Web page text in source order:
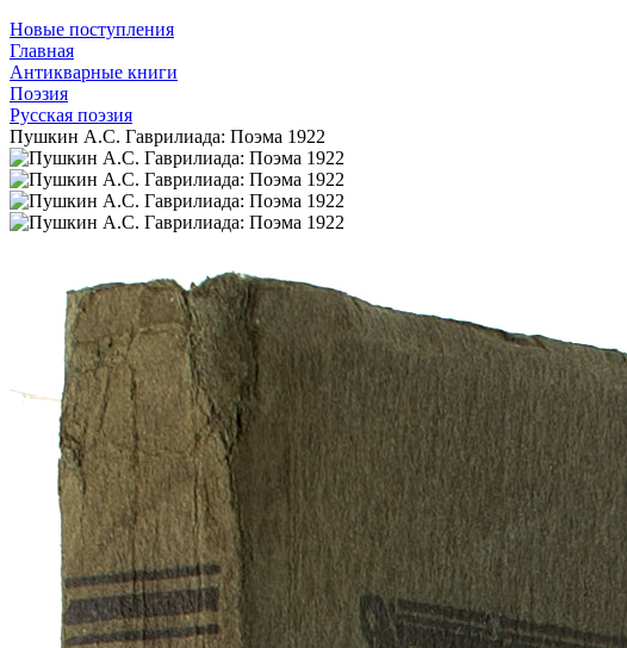
Новые поступления
Главная
Антикварные книги
Поэзия
Русская поэзия
Пушкин А.С. Гаврилиада: Поэма 1922